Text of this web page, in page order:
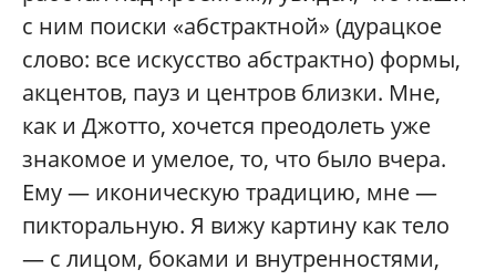
с ним поиски «абстрактной» (дурацкое
слово: все искусство абстрактно) формы,
акцентов, пауз и центров близки. Мне,
как и Джотто, хочется преодолеть уже
знакомое и умелое, то, что было вчера.
Ему — иконическую традицию, мне —
пикторальную. Я вижу картину как тело
— с лицом, боками и внутренностями,